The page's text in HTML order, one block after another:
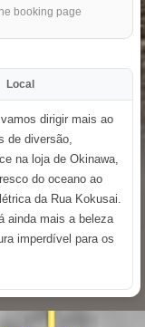
booking page
Local
dirigir mais ao
de diversão,
na loja de Okinawa,
do oceano ao
da Rua Kokusai.
ainda mais a beleza
imperdível para os